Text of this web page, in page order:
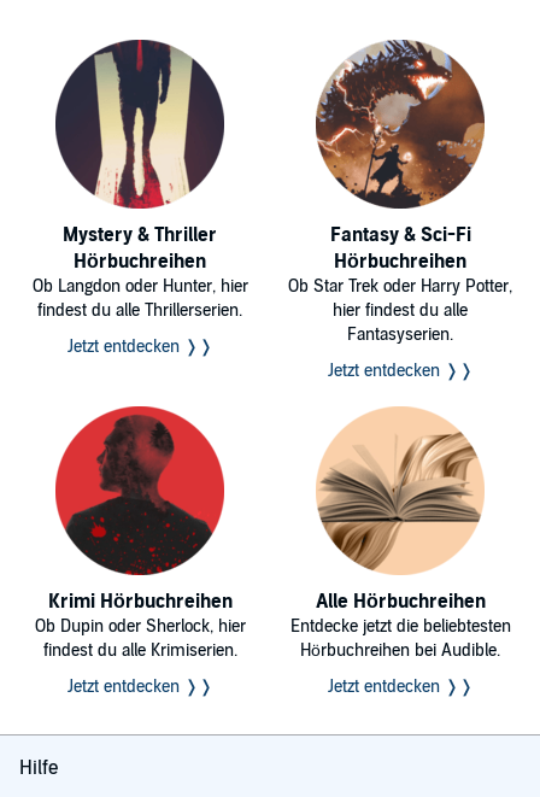
Mystery & Thriller
Hörbuchreihen
Ob Langdon oder Hunter, hier
findest du alle Thrillerserien.
Jetzt entdecken ❭❭
Fantasy & Sci-Fi
Hörbuchreihen
Ob Star Trek oder Harry Potter,
hier findest du alle
Fantasyserien.
Jetzt entdecken ❭❭
Krimi Hörbuchreihen
Ob Dupin oder Sherlock, hier
findest du alle Krimiserien.
Jetzt entdecken ❭❭
Alle Hörbuchreihen
Entdecke jetzt die beliebtesten
Hörbuchreihen bei Audible.
Jetzt entdecken ❭❭
Hilfe